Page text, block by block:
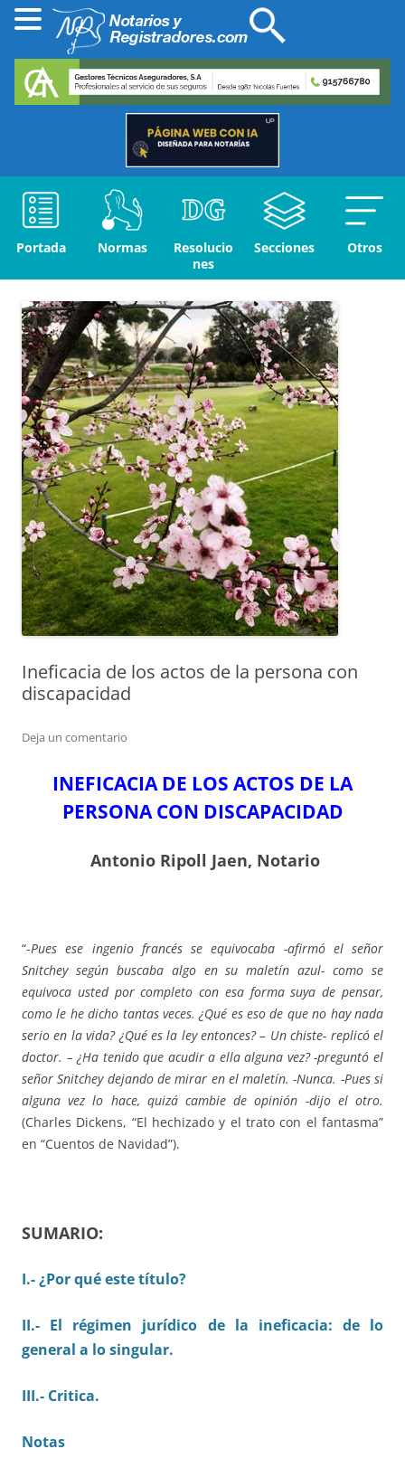
Portada Normas
Resolucio
nes
Secciones Otros
Ineficacia de los actos de la persona con
discapacidad
Deja un comentario
INEFICACIA DE LOS ACTOS DE LA
PERSONA CON DISCAPACIDAD
Antonio Ripoll Jaen, Notario
“-Pues ese ingenio francés se equivocaba -afirmó el señor
Snitchey según buscaba algo en su maletín azul- como se
equivoca usted por completo con esa forma suya de pensar,
como le he dicho tantas veces. ¿Qué es eso de que no hay nada
serio en la vida? ¿Qué es la ley entonces? – Un chiste- replicó el
doctor. – ¿Ha tenido que acudir a ella alguna vez? -preguntó el
señor Snitchey dejando de mirar en el maletín. -Nunca. -Pues si
alguna vez lo hace, quizá cambie de opinión -dijo el otro.
(Charles Dickens, “El hechizado y el trato con el fantasma”
en “Cuentos de Navidad”).
SUMARIO:
I.- ¿Por qué este título?
II.- El régimen jurídico de la ineficacia: de lo
general a lo singular.
III.- Critica.
Notas